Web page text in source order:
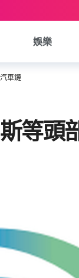
娛樂
車鏈
等頭